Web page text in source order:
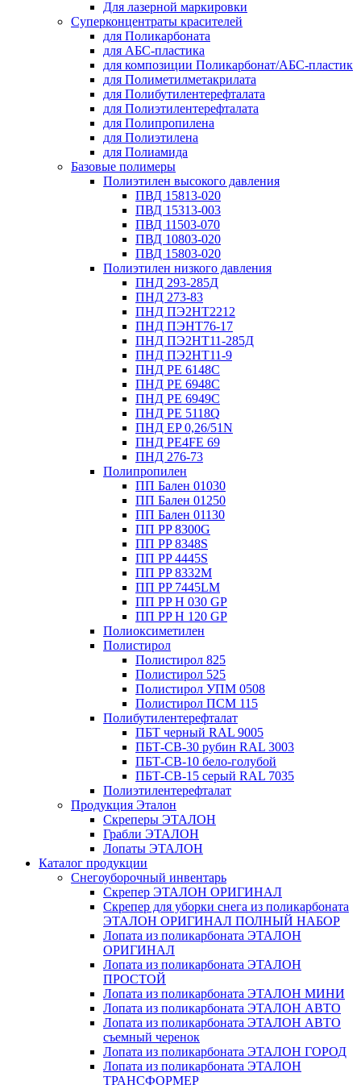
Для лазерной маркировки
Суперконцентраты красителей
для Поликарбоната
для АБС-пластика
для композиции Поликарбонат/АБС-пластик
для Полиметилметакрилата
для Полибутилентерефталата
для Полиэтилентерефталата
для Полипропилена
для Полиэтилена
для Полиамида
Базовые полимеры
Полиэтилен высокого давления
ПВД 15813-020
ПВД 15313-003
ПВД 11503-070
ПВД 10803-020
ПВД 15803-020
Полиэтилен низкого давления
ПНД 293-285Д
ПНД 273-83
ПНД ПЭ2НТ2212
ПНД ПЭНТ76-17
ПНД ПЭ2НТ11-285Д
ПНД ПЭ2НТ11-9
ПНД PE 6148C
ПНД PE 6948C
ПНД PE 6949C
ПНД PE 5118Q
ПНД EP 0,26/51N
ПНД PE4FE 69
ПНД 276-73
Полипропилен
ПП Бален 01030
ПП Бален 01250
ПП Бален 01130
ПП PP 8300G
ПП PP 8348S
ПП PP 4445S
ПП PP 8332M
ПП PP 7445LM
ПП PP H 030 GP
ПП PP H 120 GP
Полиоксиметилен
Полистирол
Полистирол 825
Полистирол 525
Полистирол УПМ 0508
Полистирол ПСМ 115
Полибутилентерефталат
ПБТ черный RAL 9005
ПБТ-СВ-30 рубин RAL 3003
ПБТ-СВ-10 бело-голубой
ПБТ-СВ-15 серый RAL 7035
Полиэтилентерефталат
Продукция Эталон
Скреперы ЭТАЛОН
Грабли ЭТАЛОН
Лопаты ЭТАЛОН
Каталог продукции
Снегоуборочный инвентарь
Скрепер ЭТАЛОН ОРИГИНАЛ
Скрепер для уборки снега из поликарбоната
ЭТАЛОН ОРИГИНАЛ ПОЛНЫЙ НАБОР
Лопата из поликарбоната ЭТАЛОН
ОРИГИНАЛ
Лопата из поликарбоната ЭТАЛОН
ПРОСТОЙ
Лопата из поликарбоната ЭТАЛОН МИНИ
Лопата из поликарбоната ЭТАЛОН АВТО
Лопата из поликарбоната ЭТАЛОН АВТО
съемный черенок
Лопата из поликарбоната ЭТАЛОН ГОРОД
Лопата из поликарбоната ЭТАЛОН
ТРАНСФОРМЕР